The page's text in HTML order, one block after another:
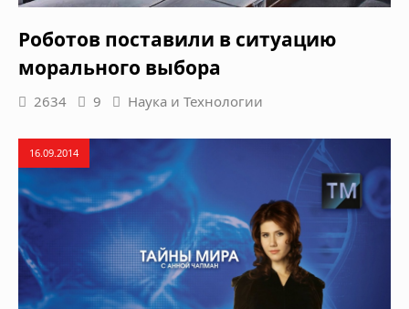
Роботов поставили в ситуацию
морального выбора
2634 9 Наука и Технологии
16.09.2014